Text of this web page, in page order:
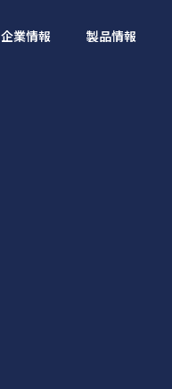
企業情報 製品情報